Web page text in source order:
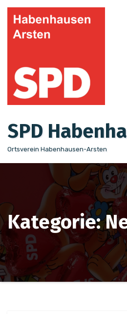
Zum
Inhalt
springen
SPD
Ortsverein Habenhausen-Arsten
Kategorie: